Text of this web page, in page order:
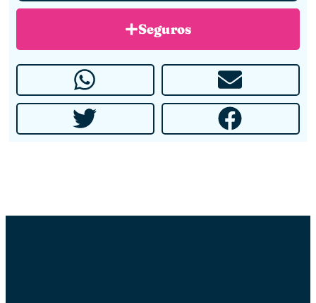
Seguros